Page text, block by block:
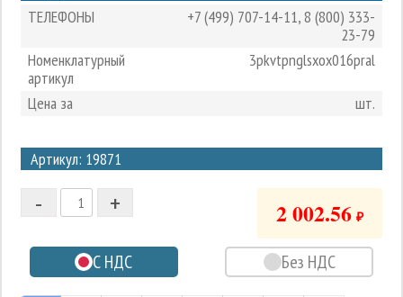
ТЕЛЕФОНЫ
+7 (499) 707-14-11,8 (800) 333-
23-79
Номенклатурный
артикул
3pkvtpnglsxox016pral
Цена за шт.
Артикул: 19871
2
1
-1
+
- 2 002.56 ₽
С НДС Без НДС